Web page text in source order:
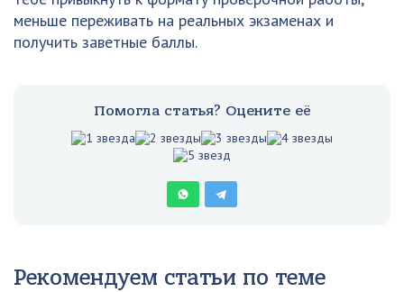
меньше переживать на реальных экзаменах и
получить заветные баллы.
Помогла статья? Оцените её
Рекомендуем статьи по теме